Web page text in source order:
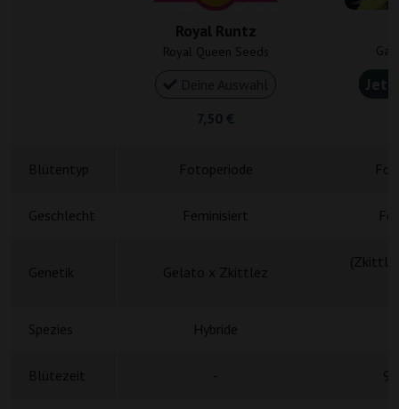
Royal Runtz
Royal Queen Seeds
Geschlecht Feminisiert
Spezies Hybride